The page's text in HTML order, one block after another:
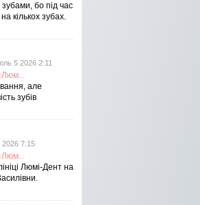
бо під час
кількох зубах.
5 2026 2:11
але
зубів
2026 7:15
Люмі-Дент на